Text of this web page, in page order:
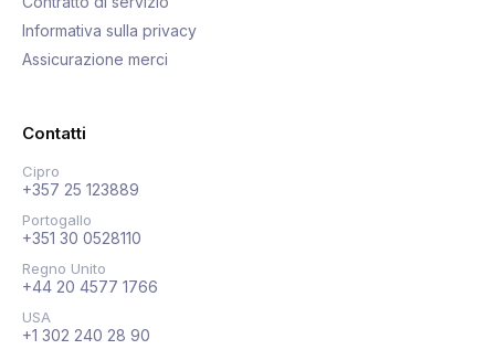
Informativa sulla privacy
Assicurazione merci
Contatti
Cipro
+357 25 123889
Portogallo
+351 30 0528110
Regno Unito
+44 20 4577 1766
USA
+1 302 240 28 90